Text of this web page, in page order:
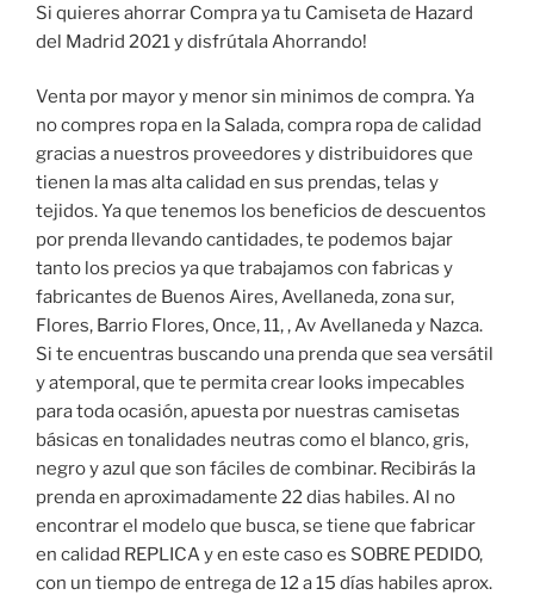
Si quieres ahorrar Compra ya tu Camiseta de Hazard
del Madrid 2021 y disfrútala Ahorrando!
Venta por mayor y menor sin minimos de compra. Ya
no compres ropa en la Salada, compra ropa de calidad
gracias a nuestros proveedores y distribuidores que
tienen la mas alta calidad en sus prendas, telas y
tejidos. Ya que tenemos los beneficios de descuentos
por prenda llevando cantidades, te podemos bajar
tanto los precios ya que trabajamos con fabricas y
fabricantes de Buenos Aires, Avellaneda, zona sur,
Flores, Barrio Flores, Once, 11, , Av Avellaneda y Nazca.
Si te encuentras buscando una prenda que sea versátil
y atemporal, que te permita crear looks impecables
para toda ocasión, apuesta por nuestras camisetas
básicas en tonalidades neutras como el blanco, gris,
negro y azul que son fáciles de combinar. Recibirás la
prenda en aproximadamente 22 dias habiles. Al no
encontrar el modelo que busca, se tiene que fabricar
en calidad REPLICA y en este caso es SOBRE PEDIDO,
con un tiempo de entrega de 12 a 15 días habiles aprox.